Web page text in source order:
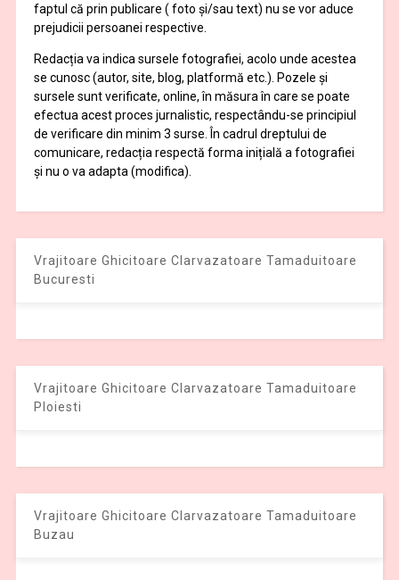
faptul că prin publicare ( foto și/sau text) nu se vor aduce
prejudicii persoanei respective.
Redacția va indica sursele fotografiei, acolo unde acestea
se cunosc (autor, site, blog, platformă etc.). Pozele și
sursele sunt verificate, online, în măsura în care se poate
efectua acest proces jurnalistic, respectându-se principiul
de verificare din minim 3 surse. În cadrul dreptului de
comunicare, redacția respectă forma inițială a fotografiei
și nu o va adapta (modifica).
Vrajitoare Ghicitoare Clarvazatoare Tamaduitoare
Bucuresti
Vrajitoare Ghicitoare Clarvazatoare Tamaduitoare
Ploiesti
Vrajitoare Ghicitoare Clarvazatoare Tamaduitoare
Buzau